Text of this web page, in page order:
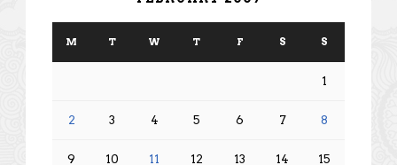
M T W T F S S
1
2 3 4 5 6 7 8
9 10 11 12 13 14 15